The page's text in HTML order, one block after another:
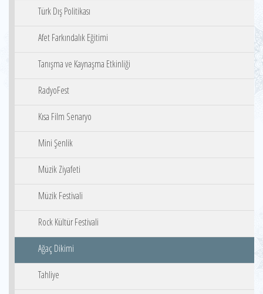
Türk Dış Politikası
Afet Farkındalık Eğitimi
Tanışma ve Kaynaşma Etkinliği
RadyoFest
Kısa Film Senaryo
Mini Şenlik
Müzik Ziyafeti
Müzik Festivali
Rock Kültür Festivali
Ağaç Dikimi
Tahliye